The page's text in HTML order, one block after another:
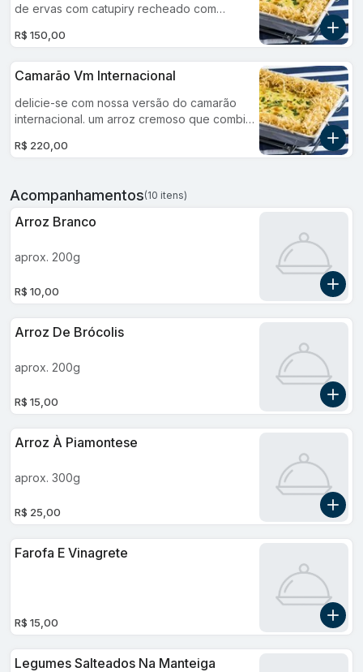
de ervas com catupiry recheado com
com queijo mussarela e finalizado com
R$ 150,00
Camarão Vm Internacional
delicie-se com nossa versão do camarão
internacional. um arroz cremoso que combina
champignons e o sabor delicado do palmito,
conta do gratinado com queijo mussarela e
uma generosa cobertura de batata palha
R$ 220,00
Acompanhamentos(10 itens)
Arroz Branco
aprox. 200g
R$ 10,00
Arroz De Brócolis
aprox. 200g
R$ 15,00
Arroz À Piamontese
aprox. 300g
R$ 25,00
Farofa E Vinagrete
R$ 15,00
Legumes Salteados Na Manteiga